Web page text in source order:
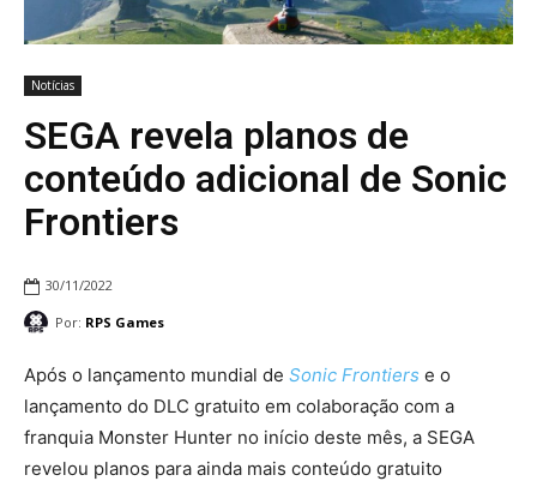
Notícias
SEGA revela planos de
conteúdo adicional de Sonic
Frontiers
30/11/2022
Por: RPS Games
Após o lançamento mundial de Sonic Frontiers e o
lançamento do DLC gratuito em colaboração com a
franquia Monster Hunter no início deste mês, a SEGA
revelou planos para ainda mais conteúdo gratuito